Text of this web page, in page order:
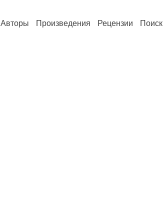
Авторы Произведения Рецензии Поиск